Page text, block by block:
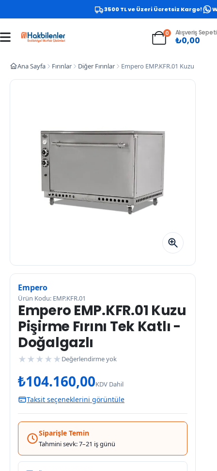
3500 TL ve Üzeri Ücretsiz Kargo!
0 Alışveriş Sepeti
₺0,00
Ana Sayfa Fırınlar Diğer Fırınlar Empero EMP.KFR.01 Kuzu Pişirme
Empero
Ürün Kodu: EMP.KFR.01
Empero EMP.KFR.01 Kuzu
Pişirme Fırını Tek Katlı -
Doğalgazlı
★ ★ ★ ★ ★ Değerlendirme yok
₺104.160,00KDV Dahil
Taksit seçeneklerini görüntüle
Siparişle Temin
Tahmini sevk: 7–21 iş günü